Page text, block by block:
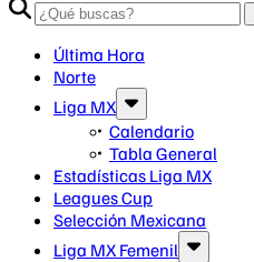
Última Hora
Norte
Liga MX
Calendario
Tabla General
Estadísticas Liga MX
Leagues Cup
Selección Mexicana
Liga MX Femenil